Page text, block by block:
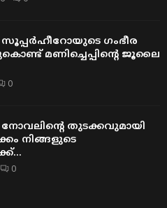
ഗംഭീര
മണിച്ചെപ്പിന്റെ ജൂലൈ
0
തുടക്കവുമായി
നിങ്ങളുടെ
0